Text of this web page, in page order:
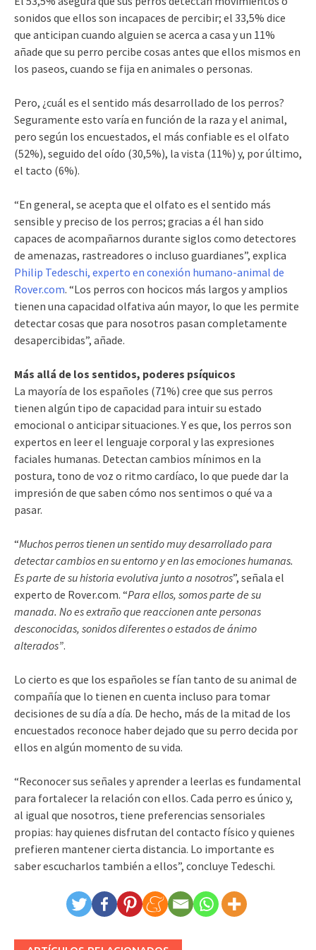
sonidos que ellos son incapaces de percibir; el 33,5% dice
que anticipan cuando alguien se acerca a casa y un 11%
añade que su perro percibe cosas antes que ellos mismos en
los paseos, cuando se fija en animales o personas.
Pero, ¿cuál es el sentido más desarrollado de los perros?
Seguramente esto varía en función de la raza y el animal,
pero según los encuestados, el más confiable es el olfato
(52%), seguido del oído (30,5%), la vista (11%) y, por último,
el tacto (6%).
“En general, se acepta que el olfato es el sentido más
sensible y preciso de los perros; gracias a él han sido
capaces de acompañarnos durante siglos como detectores
de amenazas, rastreadores o incluso guardianes”, explica
Philip Tedeschi, experto en conexión humano-animal de
Rover.com. “Los perros con hocicos más largos y amplios
tienen una capacidad olfativa aún mayor, lo que les permite
detectar cosas que para nosotros pasan completamente
desapercibidas”, añade.
Más allá de los sentidos, poderes psíquicos
La mayoría de los españoles (71%) cree que sus perros
tienen algún tipo de capacidad para intuir su estado
emocional o anticipar situaciones. Y es que, los perros son
expertos en leer el lenguaje corporal y las expresiones
faciales humanas. Detectan cambios mínimos en la
postura, tono de voz o ritmo cardíaco, lo que puede dar la
impresión de que saben cómo nos sentimos o qué va a
pasar.
“Muchos perros tienen un sentido muy desarrollado para
detectar cambios en su entorno y en las emociones humanas.
Es parte de su historia evolutiva junto a nosotros”, señala el
experto de Rover.com. “Para ellos, somos parte de su
manada. No es extraño que reaccionen ante personas
desconocidas, sonidos diferentes o estados de ánimo
alterados”.
Lo cierto es que los españoles se fían tanto de su animal de
compañía que lo tienen en cuenta incluso para tomar
decisiones de su día a día. De hecho, más de la mitad de los
encuestados reconoce haber dejado que su perro decida por
ellos en algún momento de su vida.
“Reconocer sus señales y aprender a leerlas es fundamental
para fortalecer la relación con ellos. Cada perro es único y,
al igual que nosotros, tiene preferencias sensoriales
propias: hay quienes disfrutan del contacto físico y quienes
prefieren mantener cierta distancia. Lo importante es
saber escucharlos también a ellos”, concluye Tedeschi.